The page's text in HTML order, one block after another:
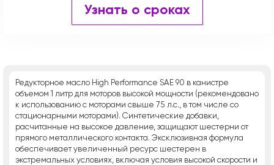
Узнать о сроках
Редукторное масло High Performance SAE 90 в канистре
объемом 1 литр для моторов высокой мощности (рекомендовано
к использованию с моторами свыше 75 л.с., в том числе со
стационарными моторами). Синтетические добавки,
расчитанные на высокое давление, защищают шестерни от
прямого металлического контакта. Эксклюзивная формула
обеспечивает увеличенный ресурс шестерен в
экстремальных условиях, включая условия высокой скорости и